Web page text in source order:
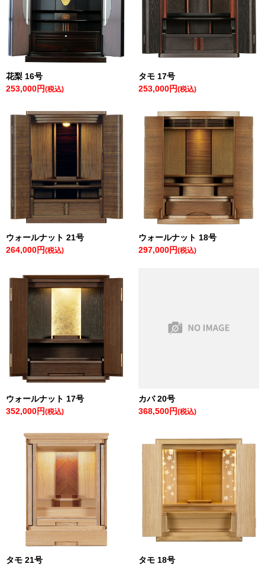
花梨 16号
253,000円(税込)
タモ 17号
253,000円(税込)
ウォールナット 21号
264,000円(税込)
ウォールナット 18号
297,000円(税込)
ウォールナット 17号
352,000円(税込)
カバ 20号
368,500円(税込)
タモ 21号
タモ 18号